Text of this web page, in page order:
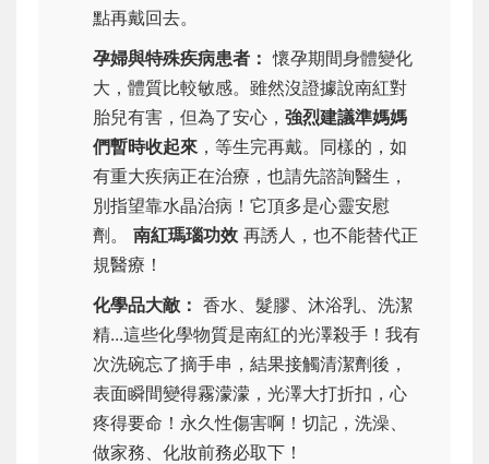
點再戴回去。
孕婦與特殊疾病患者： 懷孕期間身體變化
大，體質比較敏感。雖然沒證據說南紅對
胎兒有害，但為了安心， 強烈建議準媽媽
們暫時收起來 ，等生完再戴。同樣的，如
有重大疾病正在治療，也請先諮詢醫生，
別指望靠水晶治病！它頂多是心靈安慰
劑。 南紅瑪瑙功效 再誘人，也不能替代正
規醫療！
化學品大敵： 香水、髮膠、沐浴乳、洗潔
精...這些化學物質是南紅的光澤殺手！我有
次洗碗忘了摘手串，結果接觸清潔劑後，
表面瞬間變得霧濛濛，光澤大打折扣，心
疼得要命！永久性傷害啊！切記，洗澡、
做家務、化妝前務必取下！